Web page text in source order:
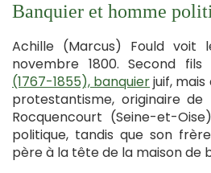
Banquier et homme
Achille (Marcus) Fould voit
novembre 1800. Second fils
(1767-1855), banquierjuif,
protestantisme, originaire
Rocquencourt (Seine-et-
politique, tandis que son
père à la tête de la maison de